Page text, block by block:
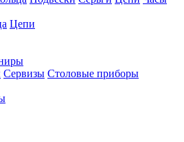
Цепи
Сервизы Столовые приборы